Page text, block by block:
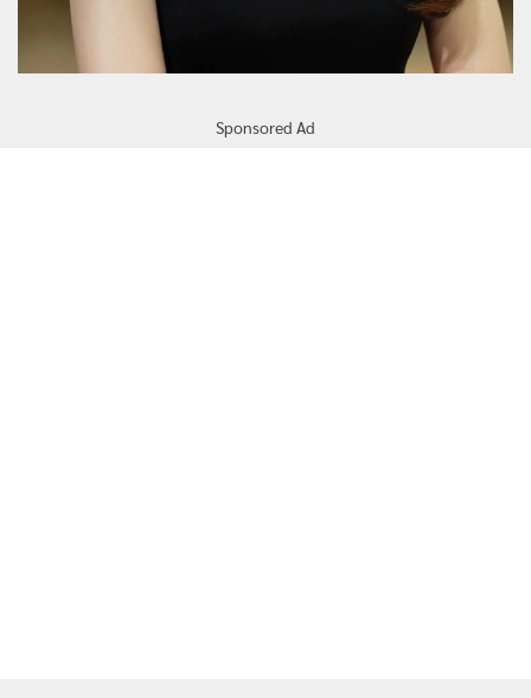
Sponsored Ad